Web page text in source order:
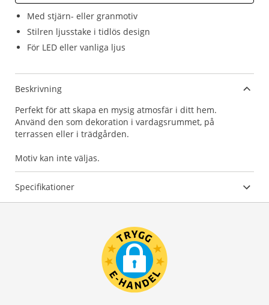
Med stjärn- eller granmotiv
Stilren ljusstake i tidlös design
För LED eller vanliga ljus
Beskrivning
Perfekt för att skapa en mysig atmosfär i ditt hem.
Använd den som dekoration i vardagsrummet, på
terrassen eller i trädgården.
Motiv kan inte väljas.
Specifikationer